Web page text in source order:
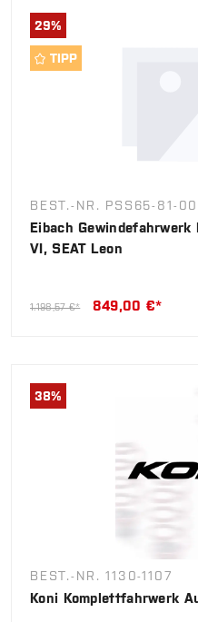
29%
TIPP
BEST.-NR. PSS65-81-
Eibach
VI, SEAT Leon
1.198,57 €* 849,00 €*
38%
BEST.-NR. 1130-1107
Koni Komplettfahrwerk